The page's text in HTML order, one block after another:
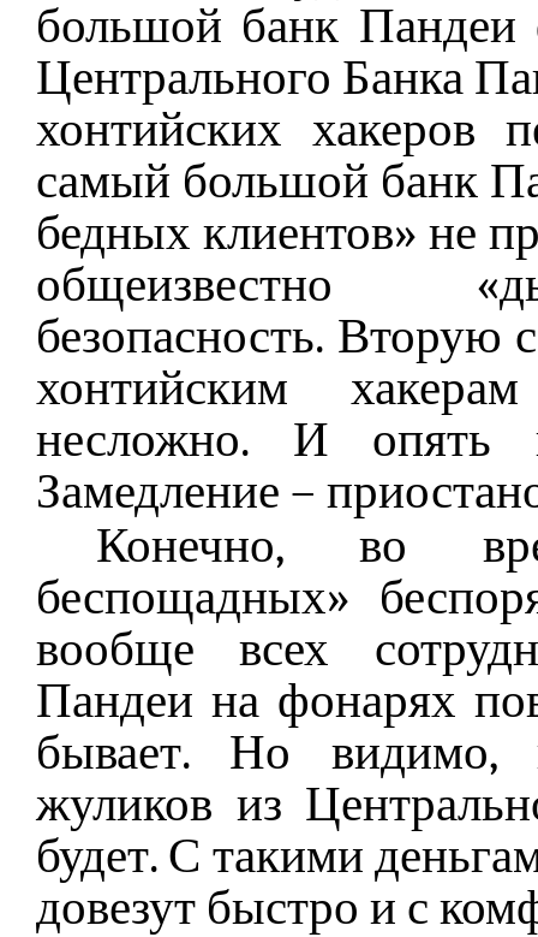
большой банк Пандеи
Центрального Банка
хонтийских хакеров
самый большой банк
бедных клиентов» не
общеизвестно
безопасность. Вторую
хонтийским
несложно. И опять
Замедление –
Конечно, во
беспощадных»
вообще всех
Пандеи на фонарях
бывает. Но видимо,
жуликов из
будет. С такими
довезут быстро и с